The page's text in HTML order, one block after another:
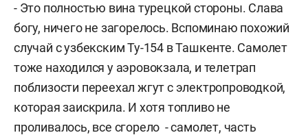
- Это полностью вина турецкой стороны. Слава
богу, ничего не загорелось. Вспоминаю похожий
случай с узбекским Ту-154 в Ташкенте. Самолет
тоже находился у аэровокзала, и телетрап
поблизости переехал жгут с электропроводкой,
которая заискрила. И хотя топливо не
проливалось, все сгорело - самолет, часть